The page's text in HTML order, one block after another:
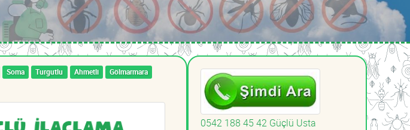
Soma Turgutlu Ahmetli
Gölmarmara
0542 188 45 42 Güçlü Usta